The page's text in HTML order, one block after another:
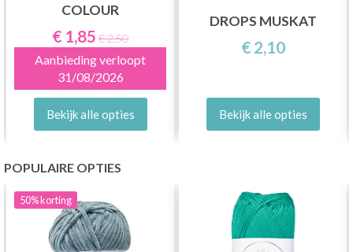
COLOUR
€ 1,85 € 2,50
Aanbieding verloopt
31/08/2026
Bekijk alle opties
DROPS MUSKAT
€ 2,10
Bekijk alle opties
POPULAIRE OPTIES
50%korting